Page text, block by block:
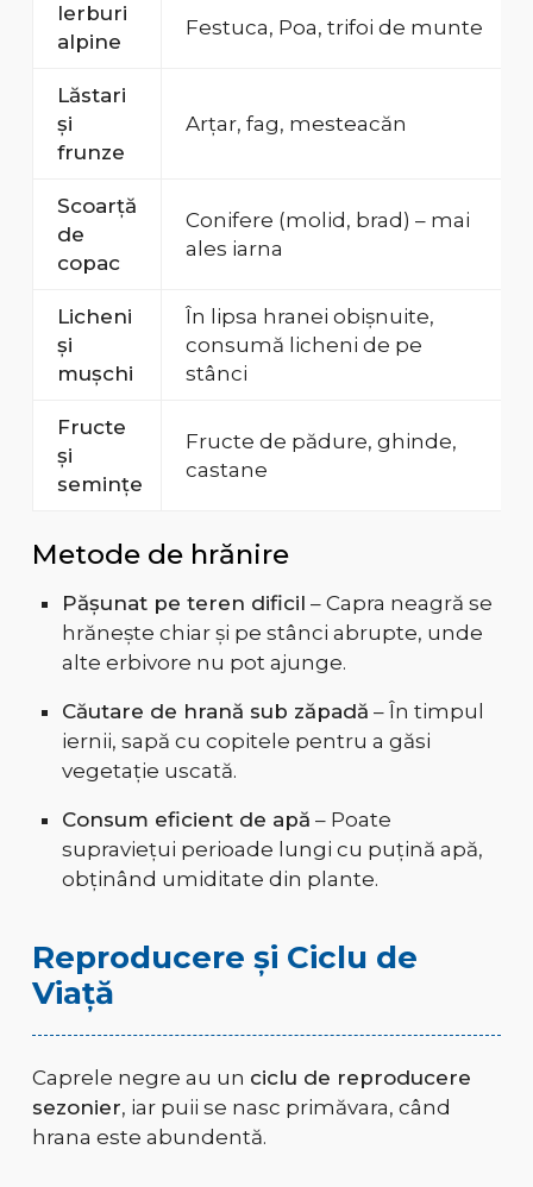
Ierburi
alpine
Festuca, Poa, trifoi de munte
Lăstari
și
frunze
Arțar, fag, mesteacăn
Scoarță
de
copac
Conifere (molid, brad) – mai
ales iarna
Licheni
și
mușchi
În lipsa hranei obișnuite,
consumă licheni de pe
stânci
Fructe
și
semințe
Fructe de pădure, ghinde,
castane
Metode de hrănire
Pășunat pe teren dificil – Capra neagră se
hrănește chiar și pe stânci abrupte, unde
alte erbivore nu pot ajunge.
Căutare de hrană sub zăpadă – În timpul
iernii, sapă cu copitele pentru a găsi
vegetație uscată.
Consum eficient de apă – Poate
supraviețui perioade lungi cu puțină apă,
obținând umiditate din plante.
Reproducere și Ciclu de
Viață
Caprele negre au un ciclu de reproducere
sezonier, iar puii se nasc primăvara, când
hrana este abundentă.